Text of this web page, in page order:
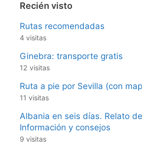
Recién visto
Rutas recomendadas
4 visitas
Ginebra: transporte gratis
12 visitas
Ruta a pie por Sevilla (con
11 visitas
Albania en seis días. Relato
Información y consejos
9 visitas